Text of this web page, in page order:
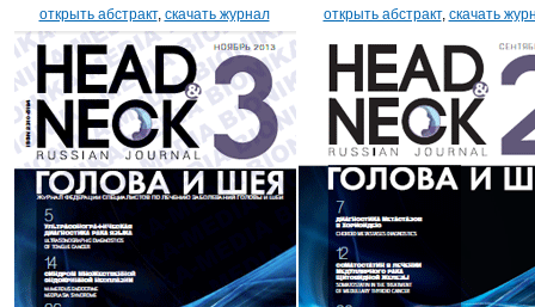
открыть абстракт, скачать журнал открыть абстракт, скачать